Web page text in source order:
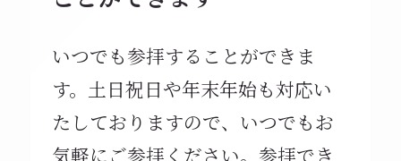
いつでも参拝することができま
す。土日祝日や年末年始も対応い
たしておりますので、いつでもお
気軽にご参拝ください。参拝でき